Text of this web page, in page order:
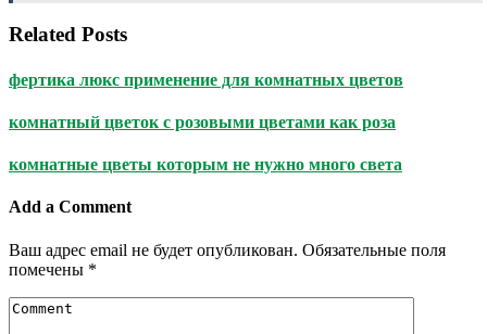
Related Posts
фертика люкс применение для комнатных цветов
комнатный цветок с розовыми цветами как роза
комнатные цветы которым не нужно много света
Add a Comment
Ваш адрес email не будет опубликован. Обязательные поля
помечены *